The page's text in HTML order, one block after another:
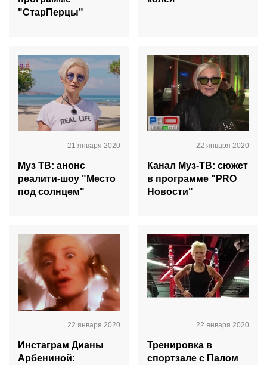
"СтарПерцы"
21 января 2020
Муз ТВ: анонс
реалити-шоу "Место
под солнцем"
22 января 2020
Канал Муз-ТВ: сюжет
в программе "PRO
Новости"
22 января 2020
Инстаграм Дианы
Арбениной:
22 января 2020
Тренировка в
спортзале с Палом